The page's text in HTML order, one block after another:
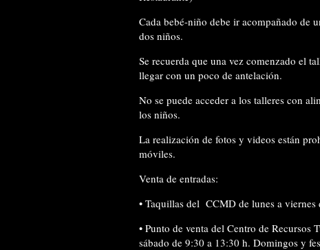
Cada bebé-niño debe ir acompañado de
dos niños.
Se recuerda que una vez comenzado el
llegar con un poco de antelación.
No se puede acceder a los talleres con
los niños.
La realización de fotos y videos están
móviles.
Venta de entradas:
• Taquillas del CCMD de lunes a
• Punto de venta del Centro de Recursos
sábado de 9:30 a 13:30 h. Domingos y